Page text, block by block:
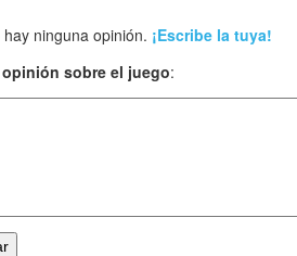
ninguna opinión. ¡Escribe la tuya!
sobre el juego: